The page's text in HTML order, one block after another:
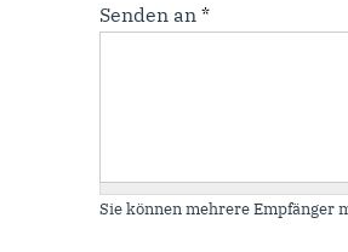
Senden an *
Sie können mehrere Empfänger